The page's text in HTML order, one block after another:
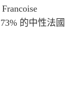
Francoise
73% 的中性法國